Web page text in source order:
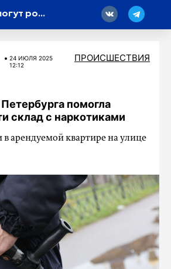
Власти помогут родственникам погибших в крушении самолета в Амурской области
24 ИЮЛЯ 2025
12:12
ПРОИСШЕСТВИЯ
помогла
склад с наркотиками
арендуемой квартире на улице